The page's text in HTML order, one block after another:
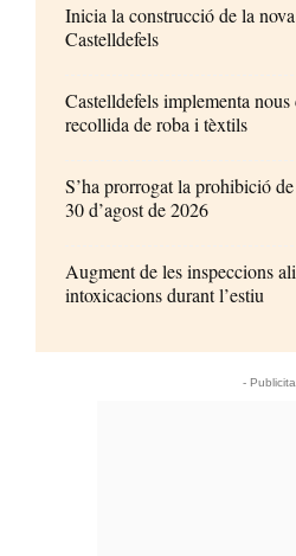
Inicia la construcció de la
Castelldefels
Castelldefels implementa
recollida de roba i tèxtils
S’ha prorrogat la prohibició
30 d’agost de 2026
Augment de les inspeccions
intoxicacions durant l’estiu
-